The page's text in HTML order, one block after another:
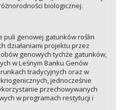
biologicznej.
puli genowej gatunków roślin
działaniami projektu przez
genowych tychże gatunków,
w Leśnym Banku Genów
tradycyjnych oraz w
jednocześnie
przechowywanych
w programach restytucji i